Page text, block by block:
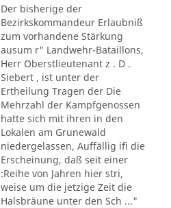
Der bisherige der
Bezirkskommandeur Erlaubniß
zum vorhandene Stärkung
ausum r" Landwehr-Bataillons,
Herr Oberstlieutenant z . D .
Siebert , ist unter der
Ertheilung Tragen der Die
Mehrzahl der Kampfgenossen
hatte sich mit ihren in den
Lokalen am Grunewald
niedergelassen, Auffällig ifi die
Erscheinung, daß seit einer
:Reihe von Jahren hier stri,
weise um die jetzige Zeit die
Halsbräune unter den Sch ..."